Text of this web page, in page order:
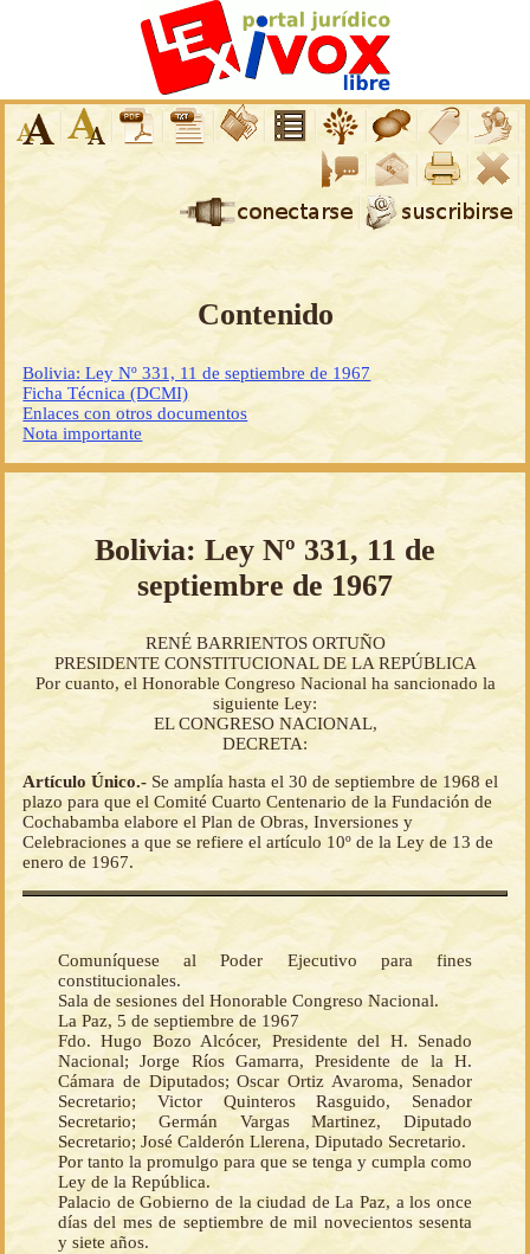
Contenido
Bolivia: Ley Nº 331, 11 de septiembre de 1967
Ficha Técnica (DCMI)
Enlaces con otros documentos
Nota importante
Bolivia: Ley Nº 331, 11 de
septiembre de 1967
RENÉ BARRIENTOS ORTUÑO
PRESIDENTE CONSTITUCIONAL DE LA REPÚBLICA
Por cuanto, el Honorable Congreso Nacional ha sancionado la
siguiente Ley:
EL CONGRESO NACIONAL,
DECRETA:
Artículo Único.- Se amplía hasta el 30 de septiembre de 1968 el
plazo para que el Comité Cuarto Centenario de la Fundación de
Cochabamba elabore el Plan de Obras, Inversiones y
Celebraciones a que se refiere el artículo 10º de la Ley de 13 de
enero de 1967.
Comuníquese al Poder Ejecutivo para fines
constitucionales.
Sala de sesiones del Honorable Congreso Nacional.
La Paz, 5 de septiembre de 1967
Fdo. Hugo Bozo Alcócer, Presidente del H. Senado
Nacional; Jorge Ríos Gamarra, Presidente de la H.
Cámara de Diputados; Oscar Ortiz Avaroma, Senador
Secretario; Victor Quinteros Rasguido, Senador
Secretario; Germán Vargas Martinez, Diputado
Secretario; José Calderón Llerena, Diputado Secretario.
Por tanto la promulgo para que se tenga y cumpla como
Ley de la República.
Palacio de Gobierno de la ciudad de La Paz, a los once
días del mes de septiembre de mil novecientos sesenta
y siete años.